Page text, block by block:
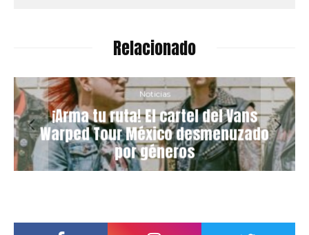
Relacionado
Noticias
¡Arma tu ruta! El cartel del Vans
Warped Tour México desmenuzado
por géneros